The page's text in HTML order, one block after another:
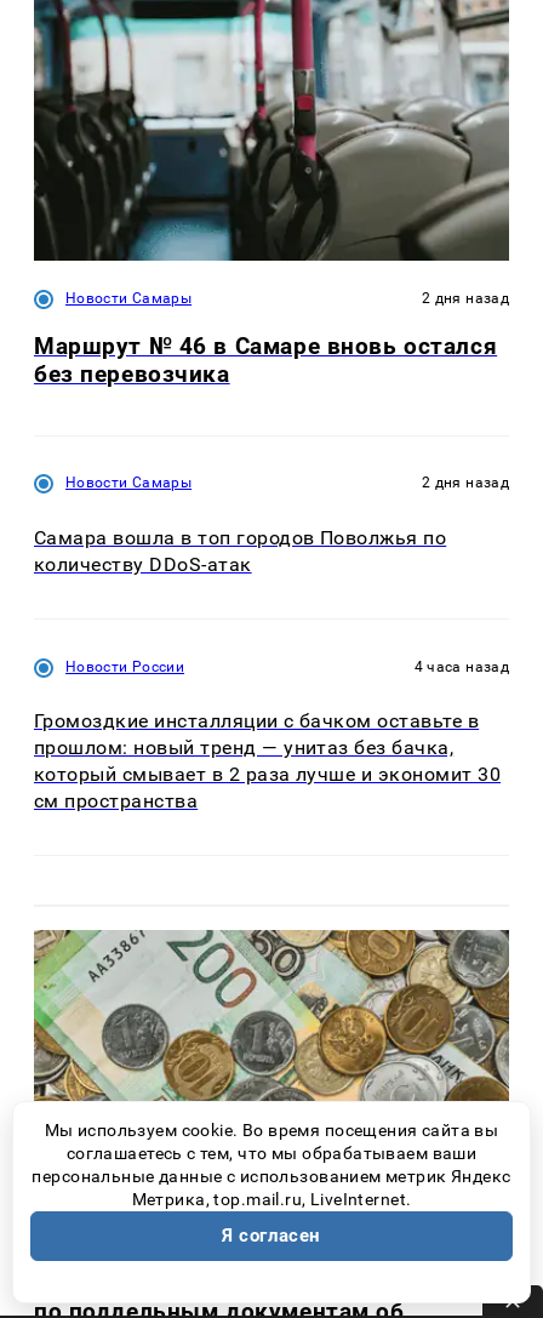
Новости Самары 2 дня назад
Маршрут № 46 в Самаре вновь остался
без перевозчика
Новости Самары 2 дня назад
Самара вошла в топ городов Поволжья по
количеству DDoS-атак
Новости России 4 часа назад
Громоздкие инсталляции с бачком оставьте в
прошлом: новый тренд — унитаз без бачка,
который смывает в 2 раза лучше и экономит 30
см пространства
по поддельным документам об
Мы используем cookie. Во время посещения сайта вы
соглашаетесь с тем, что мы обрабатываем ваши
персональные данные с использованием метрик Яндекс
Метрика, top.mail.ru, LiveInternet.
Я согласен